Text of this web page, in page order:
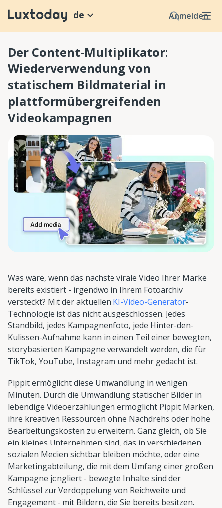
Anmelden
de
Der Content-Multiplikator:
Wiederverwendung von
statischem Bildmaterial in
plattformübergreifenden
Videokampagnen
Was wäre, wenn das nächste virale Video Ihrer Marke
bereits existiert - irgendwo in Ihrem Fotoarchiv
versteckt? Mit der aktuellen KI-Video-Generator-
Technologie ist das nicht ausgeschlossen. Jedes
Standbild, jedes Kampagnenfoto, jede Hinter-den-
Kulissen-Aufnahme kann in einen Teil einer bewegten,
storybasierten Kampagne verwandelt werden, die für
TikTok, YouTube, Instagram und mehr gedacht ist.
Pippit ermöglicht diese Umwandlung in wenigen
Minuten. Durch die Umwandlung statischer Bilder in
lebendige Videoerzählungen ermöglicht Pippit Marken,
ihre kreativen Ressourcen ohne Nachdrehs oder hohe
Bearbeitungskosten zu erweitern. Ganz gleich, ob Sie
ein kleines Unternehmen sind, das in verschiedenen
sozialen Medien sichtbar bleiben möchte, oder eine
Marketingabteilung, die mit dem Umfang einer großen
Kampagne jongliert - bewegte Inhalte sind der
Schlüssel zur Verdoppelung von Reichweite und
Engagement - mit Bildern, die Sie bereits besitzen.